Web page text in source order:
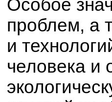
Особое
проблем, а
и
человека и